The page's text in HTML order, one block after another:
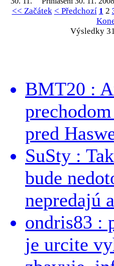
<< Začátek < Předchozí 1 2
Výsledky
BMT20 :
pred
SuSty :
bude
nepredajú
ondris83 :
je urcite